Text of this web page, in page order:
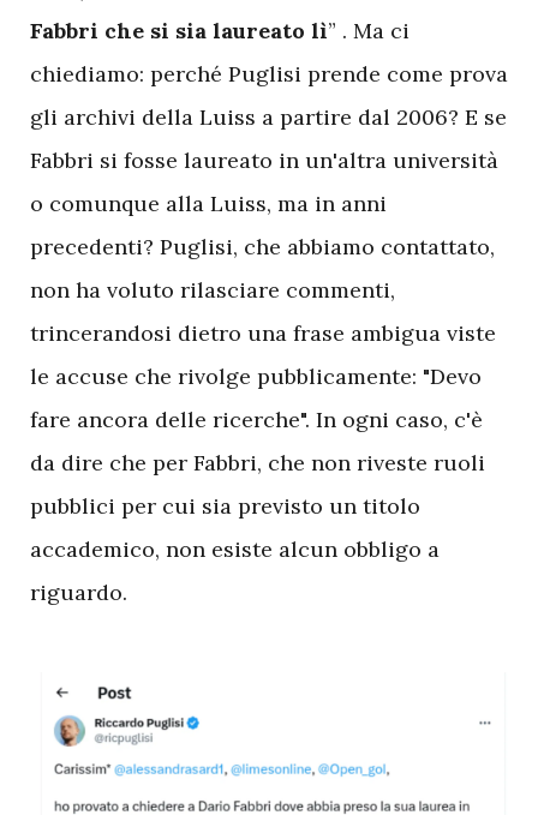
Fabbri che si sia laureato lì” . Ma ci
chiediamo: perché Puglisi prende come prova
gli archivi della Luiss a partire dal 2006? E se
Fabbri si fosse laureato in un'altra università
o comunque alla Luiss, ma in anni
precedenti? Puglisi, che abbiamo contattato,
non ha voluto rilasciare commenti,
trincerandosi dietro una frase ambigua viste
le accuse che rivolge pubblicamente: "Devo
fare ancora delle ricerche". In ogni caso, c'è
da dire che per Fabbri, che non riveste ruoli
pubblici per cui sia previsto un titolo
accademico, non esiste alcun obbligo a
riguardo.